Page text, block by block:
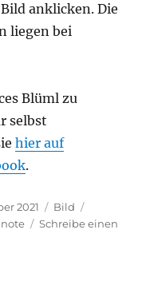
anklicken. Die
liegen bei
Blüml zu
selbst
hier auf
.
2021 Format
Bild
Schreibe einen